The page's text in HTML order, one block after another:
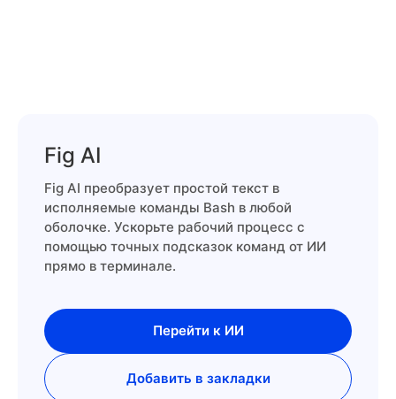
Fig AI
Fig AI преобразует простой текст в
исполняемые команды Bash в любой
оболочке. Ускорьте рабочий процесс с
помощью точных подсказок команд от ИИ
прямо в терминале.
Перейти к ИИ
Добавить в закладки